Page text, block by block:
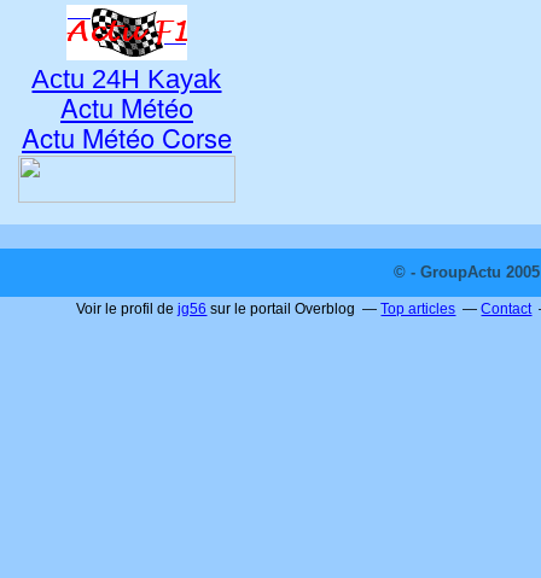
Actu 24H Kayak
Actu Météo
Actu Météo Corse
© - GroupActu
Voir le profil dejg56 sur le portail Overblog Top articles Contact